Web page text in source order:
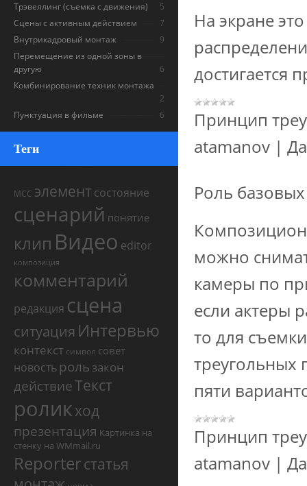
Трэвеллинг (съемка с движения)
5
Сцены с активным действием
7
Внутрикадровый монтаж
9
Перемещение из одной зоны в
другую
6
Комбинирование техник монтажа
2
Пунктуация в фильме
6
Теги
МСС элемент состояние
сценарий понятие
клип Видео editor
композиция
комментарий
редакция сцена
ситуация Интервью
контекст символ совет
новость роль закон
действиеТекст
роликход
презентация Картинка на
стенку на WMmail.ru
Reporterстатья
На экране
достигается
Принцип
atamanov |
Роль
можно
камеры по
если актеры
то для
треугольных
пяти
Принцип
atamanov |